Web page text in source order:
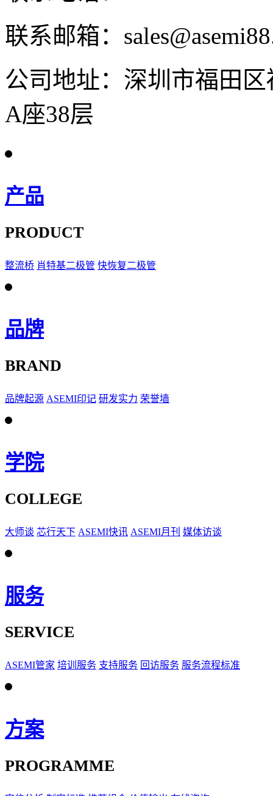
联系邮箱：
公司地址：深圳市福田
A座38层
产品
PRODUCT
整流桥 肖特基二极管 快恢复二极管
品牌
BRAND
品牌起源 ASEMI印记 研发实力 荣誉墙
学院
COLLEGE
大师谈 芯行天下 ASEMI快讯 ASEMI月刊 媒体访谈
服务
SERVICE
ASEMI管家 培训服务 支持服务 回访服务 服务流程标准
方案
PROGRAMME